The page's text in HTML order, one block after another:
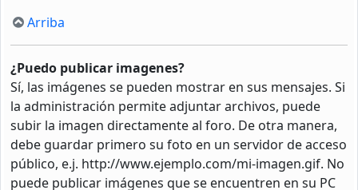
Arriba
¿Puedo publicar imagenes?
Sí, las imágenes se pueden mostrar en sus mensajes. Si
la administración permite adjuntar archivos, puede
subir la imagen directamente al foro. De otra manera,
debe guardar primero su foto en un servidor de acceso
público, e.j. http://www.ejemplo.com/mi-imagen.gif. No
puede publicar imágenes que se encuentren en su PC